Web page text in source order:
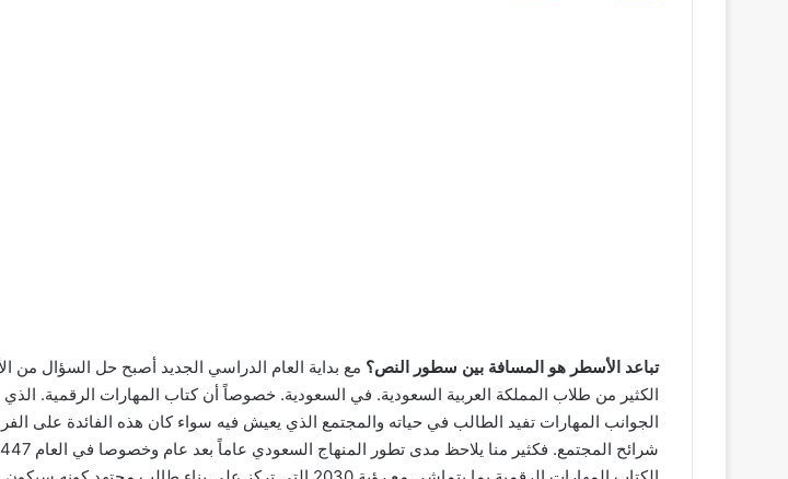
تباعد الأسطر هو المسافة بين سطور النص؟ مع بداية العام الدراسي الجديد أصبح حل السؤال من
الكثير من طلاب المملكة العربية السعودية. في السعودية. خصوصاً أن كتاب المهارات الرقمية.
الجوانب المهارات تفيد الطالب في حياته والمجتمع الذي يعيش فيه سواء كان هذه الفائدة على